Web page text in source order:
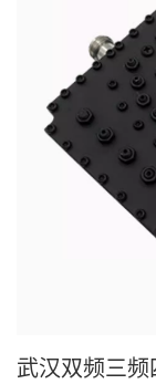
武汉双频三